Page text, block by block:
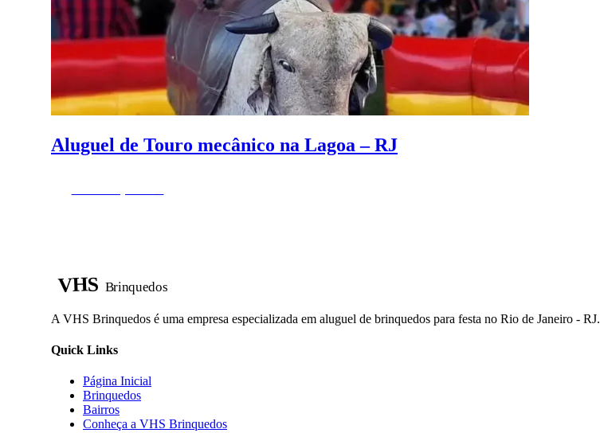
Aluguel de Touro mecânico na Lagoa – RJ
VHS Brinquedos
A VHS Brinquedos é uma empresa especializada em aluguel de brinquedos para festa no Rio de Janeiro - RJ.
Quick Links
Página Inicial
Brinquedos
Bairros
Conheça a VHS Brinquedos